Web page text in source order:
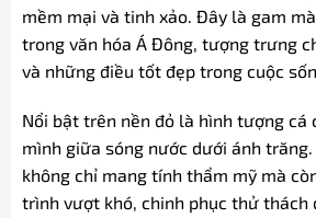
mềm mại và tinh xảo. Đây là gam
trong văn hóa Á Đông, tượng trưng
và những điều tốt đẹp trong cuộc
Nổi bật trên nền đỏ là hình tượng cá
mình giữa sóng nước dưới ánh
không chỉ mang tính thẩm mỹ mà
trình vượt khó, chinh phục thử thách